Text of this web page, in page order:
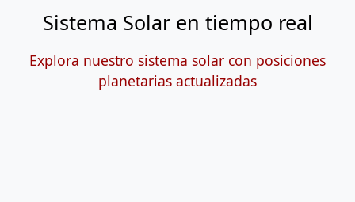
Sistema Solar en tiempo real
Explora nuestro sistema solar con posiciones
planetarias actualizadas